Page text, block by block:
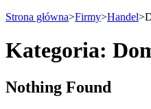
Strona główna>Firmy>Handel>
Kategoria:
Nothing Found